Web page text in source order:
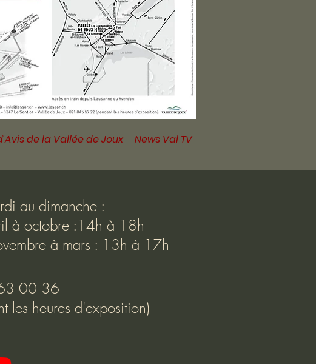
de la Vallée de Joux News Val TV
au dimanche :
à octobre :14h à 18h
à mars : 13h à 17h
00 36
les heures d'exposition)